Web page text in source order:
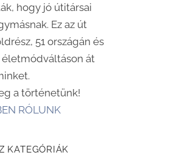
hogy jó útitársai
Ez az út
51 országán és
át
a történetünk!
RÓLUNK
KATEGÓRIÁK